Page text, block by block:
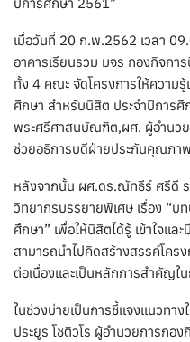
ปีการศึกษา 2561”
เมื่อวันที่ 20 ก.พ.2562 เวลา
อาคารเรียนรวม มจร กองกิจก
ทั้ง 4 คณะ จัดโครงการให้ความ
ศึกษา สำหรับนิสิต ประจำปีการ
พระศรีศาสนบัณฑิต,ผศ. ผู้อำนว
ช่วยอธิการบดีฝ่ายประกันคุณภาพ
หลังจากนั้น ผศ.ดร.ณัทธีร์ ศรีดี
วิทยากรบรรยายพิเศษ เรื่อง “
ศึกษา” เพื่อให้นิสิตได้รู้ เข้าใจแ
สามารถนำไปคิดสร้างสรรค์โคร
ต่อเนื่องและเป็นหลักการสำคัญใ
ในช่วงบ่ายเป็นการชี้แจงแนวทา
ประยูร โชติวโร ผู้อำนวยการกอ